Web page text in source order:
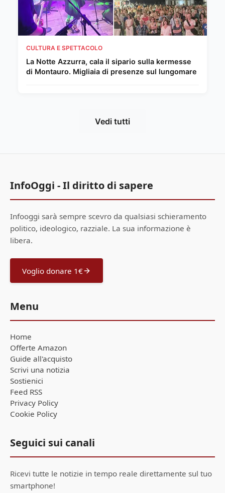
CULTURA E SPETTACOLO
La Notte Azzurra, cala il sipario sulla kermesse
di Montauro. Migliaia di presenze sul lungomare
Vedi tutti
InfoOggi - Il diritto di sapere
Infooggi sarà sempre scevro da qualsiasi schieramento
politico, ideologico, razziale. La sua informazione è
libera.
Voglio donare 1€
Menu
Home
Offerte Amazon
Guide all'acquisto
Scrivi una notizia
Sostienici
Feed RSS
Privacy Policy
Cookie Policy
Seguici sui canali
Ricevi tutte le notizie in tempo reale direttamente sul tuo
smartphone!